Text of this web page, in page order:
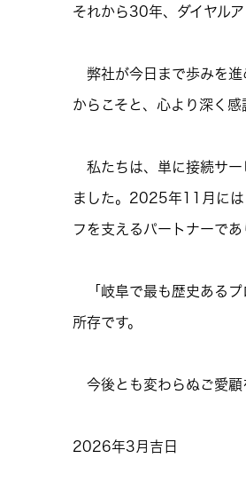
それから30年、ダイヤル
弊社が今日まで歩みを進
からこそと、心より深く感
私たちは、単に接続サー
ました。2025年11月には
フを支えるパートナーであ
「岐阜で最も歴史あるプ
所存です。
今後とも変わらぬご愛顧
2026年3月吉日